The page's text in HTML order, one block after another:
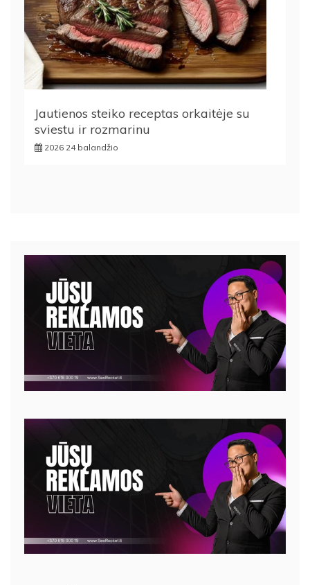
Jautienos steiko receptas orkaitėje su
sviestu ir rozmarinu
2026 24 balandžio